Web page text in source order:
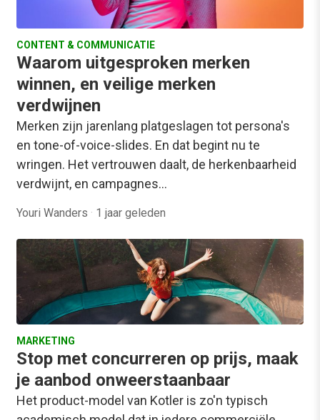
CONTENT & COMMUNICATIE
Waarom uitgesproken merken
winnen, en veilige merken
verdwijnen
Merken zijn jarenlang platgeslagen tot persona's
en tone-of-voice-slides. En dat begint nu te
wringen. Het vertrouwen daalt, de herkenbaarheid
verdwijnt, en campagnes…
Youri Wanders · 1 jaar geleden
MARKETING
Stop met concurreren op prijs, maak
je aanbod onweerstaanbaar
Het product-model van Kotler is zo'n typisch